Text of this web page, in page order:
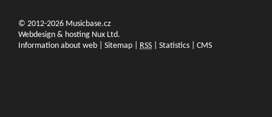
© 2012-2026 Musicbase.cz
Webdesign & hosting Nux Ltd.
Information about web
Sitemap RSS Statistics CMS